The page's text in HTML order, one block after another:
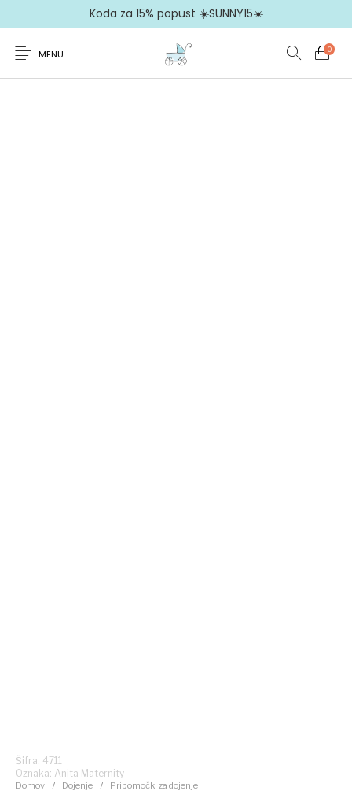
Koda za 15% popust ☀️SUNNY15☀️
MENU 0
Domov / Dojenje / Pripomočki za dojenje
Šifra: 4711
Oznaka: Anita Maternity